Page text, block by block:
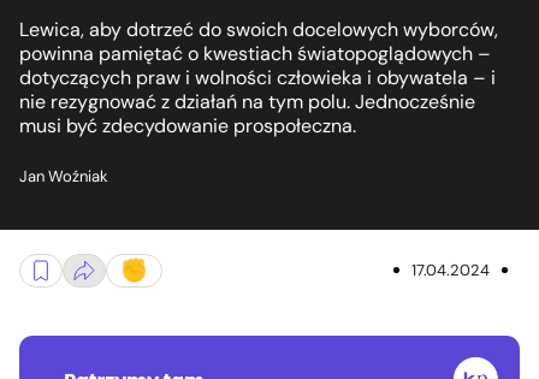
Lewica, aby dotrzeć do swoich docelowych wyborców,
powinna pamiętać o kwestiach światopoglądowych –
dotyczących praw i wolności człowieka i obywatela – i
nie rezygnować z działań na tym polu. Jednocześnie
musi być zdecydowanie prospołeczna.
Jan Woźniak
17.04.2024